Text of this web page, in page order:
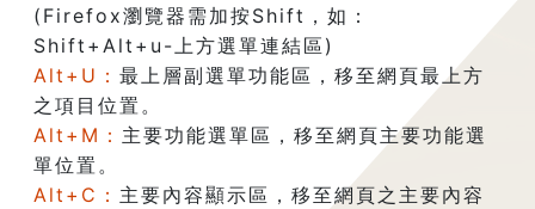
(Firefox瀏覽器需加按Shift，如：
Shift+Alt+u-上方選單連結區)
Alt+U： 最上層副選單功能區，移至網頁最上方
之項目位置。
Alt+M： 主要功能選單區，移至網頁主要功能選
單位置。
Alt+C： 主要內容顯示區，移至網頁之主要內容